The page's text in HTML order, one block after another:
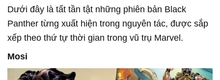
Dưới đây là tất tần tật những phiên bản Black
Panther từng xuất hiện trong nguyên tác, được sắp
xếp theo thứ tự thời gian trong vũ trụ Marvel.
Mosi